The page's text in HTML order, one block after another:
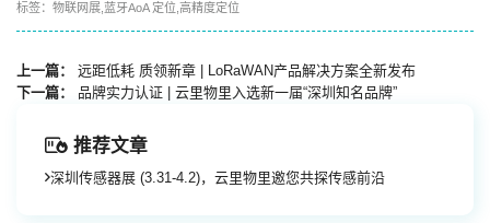
标签： 物联网展,蓝牙AoA 定位,高精度定位
上一篇：
远距低耗 质领新章 | LoRaWAN产品解决方案全新发布
下一篇：
品牌实力认证 | 云里物里入选新一届“深圳知名品牌”
推荐文章
深圳传感器展 (3.31-4.2)，云里物里邀您共探传感前沿